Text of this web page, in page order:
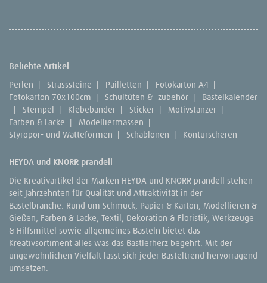
Beliebte Artikel
Perlen | Strasssteine | Pailletten | Fotokarton A4 |
Fotokarton 70x100cm | Schultüten & -zubehör |
Bastelkalender
|
Stempel | Klebebänder | Sticker | Motivstanzer |
Farben & Lacke | Modelliermassen |
Styropor- und Watteformen | Schablonen | Konturscheren
HEYDA und KNORR prandell
Die Kreativartikel der Marken HEYDA und KNORR prandell stehen
seit Jahrzehnten für Qualität und Attraktivität in der
Bastelbranche. Rund um Schmuck, Papier & Karton, Modellieren &
Gießen, Farben & Lacke, Textil, Dekoration & Floristik, Werkzeuge
& Hilfsmittel sowie allgemeines Basteln bietet das
Kreativsortiment alles was das Bastlerherz begehrt. Mit der
ungewöhnlichen Vielfalt lässt sich jeder Basteltrend hervorragend
umsetzen.